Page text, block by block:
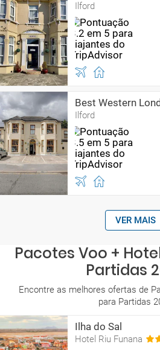
Ilford
Best Western
Ilford
VER MAIS
Pacotes Voo +
Partidas
Encontre as melhores ofertas de
para Partidas
Ilha do Sal
Hotel Riu Funana